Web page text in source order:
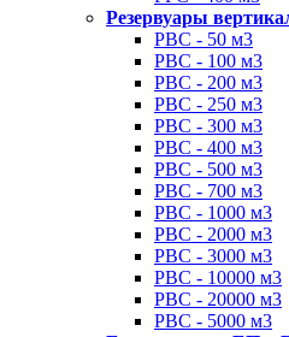
Резервуары
РВС - 50 м3
РВС - 100 м3
РВС - 200 м3
РВС - 250 м3
РВС - 300 м3
РВС - 400 м3
РВС - 500 м3
РВС - 700 м3
РВС - 1000 м3
РВС - 2000 м3
РВС - 3000 м3
РВС - 10000 м3
РВС - 20000 м3
РВС - 5000 м3